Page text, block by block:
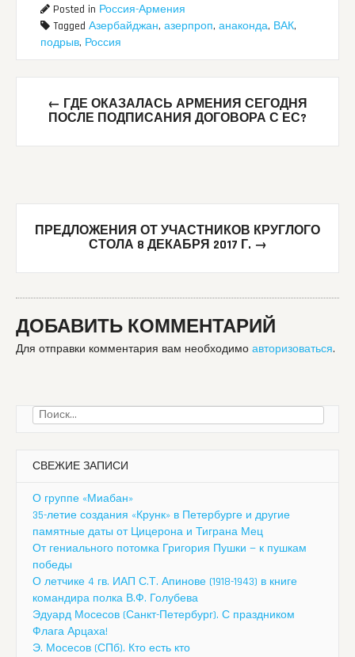
Posted in Россия-Армения
Tagged Азербайджан, азерпроп, анаконда, ВАК,
подрыв, Россия
Post
navigation
← ГДЕ ОКАЗАЛАСЬ АРМЕНИЯ СЕГОДНЯ
ПОСЛЕ ПОДПИСАНИЯ ДОГОВОРА С ЕС?
ПРЕДЛОЖЕНИЯ ОТ УЧАСТНИКОВ КРУГЛОГО
СТОЛА 8 ДЕКАБРЯ 2017 Г. →
ДОБАВИТЬ КОММЕНТАРИЙ
Для отправки комментария вам необходимо авторизоваться.
Найти:
СВЕЖИЕ ЗАПИСИ
О группе «Миабан»
35-летие создания «Крунк» в Петербурге и другие
памятные даты от Цицерона и Тиграна Мец
От гениального потомка Григория Пушки — к пушкам
победы
О летчике 4 гв. ИАП С.Т. Апинове (1918-1943) в книге
командира полка В.Ф. Голубева
Эдуард Мосесов (Санкт-Петербург). С праздником
Флага Арцаха!
Э. Мосесов (СПб). Кто есть кто